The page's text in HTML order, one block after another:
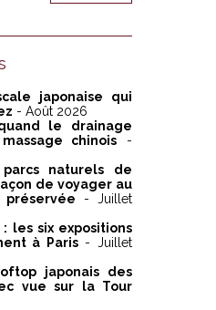
japonaise qui
- Août 2026
le drainage
chinois -
naturels de
de voyager au
- Juillet
les six expositions
à Paris- Juillet
japonais des
vue sur la Tour